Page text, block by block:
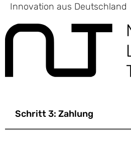
Innovation aus Deutschland
Schritt 3: Zahlung